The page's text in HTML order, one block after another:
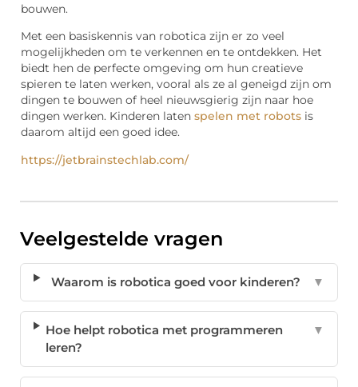
bouwen.
Met een basiskennis van robotica zijn er zo veel
mogelijkheden om te verkennen en te ontdekken. Het
biedt hen de perfecte omgeving om hun creatieve
spieren te laten werken, vooral als ze al geneigd zijn om
dingen te bouwen of heel nieuwsgierig zijn naar hoe
dingen werken. Kinderen laten spelen met robots is
daarom altijd een goed idee.
https://jetbrainstechlab.com/
Veelgestelde vragen
Waarom is robotica goed voor kinderen? ▼
Hoe helpt robotica met programmeren
leren?
▼